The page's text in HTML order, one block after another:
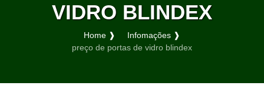
VIDRO BLINDEX
Home ❱
Infomações ❱
preço de portas de vidro blindex